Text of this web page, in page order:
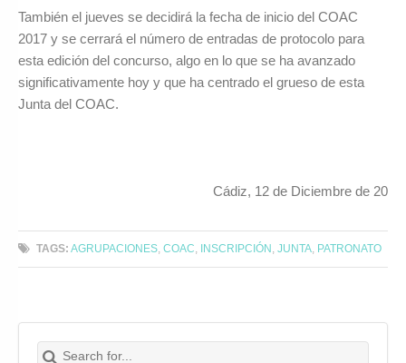
También el jueves se decidirá la fecha de inicio del COAC
2017 y se cerrará el número de entradas de protocolo para
esta edición del concurso, algo en lo que se ha avanzado
significativamente hoy y que ha centrado el grueso de esta
Junta del COAC.
Cádiz, 12 de Diciembre de 20
TAGS: AGRUPACIONES ,COAC INSCRIPCIÓN ,JUNTA PATRONATO
Search for:
Buscar